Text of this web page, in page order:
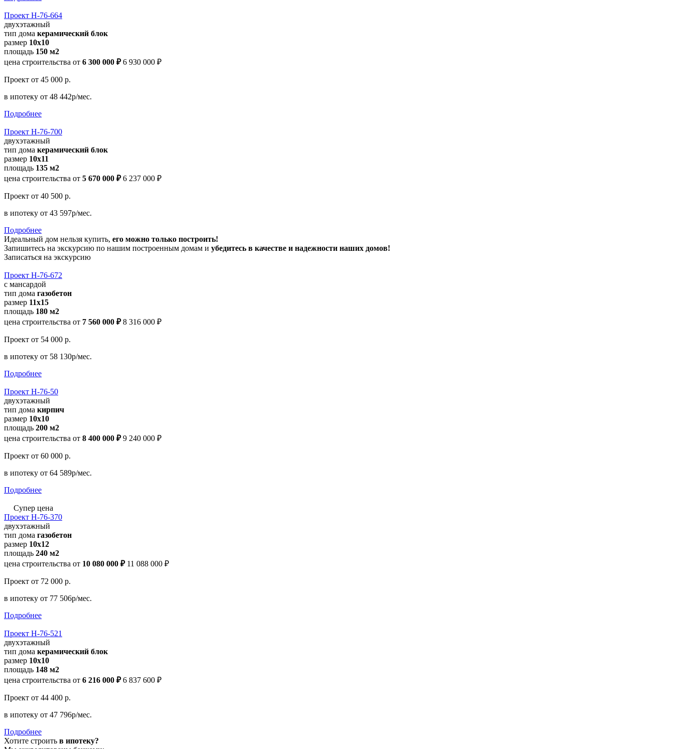
Проект Н-76-664
двухэтажный
тип дома керамический блок
размер 10x10
площадь 150 м2
цена строительства от 6 300 000 ₽ 6 930 000 ₽
Проект от 45 000 р.
в ипотеку от 48 442р/мес.
Подробнее
Проект Н-76-700
двухэтажный
тип дома керамический блок
размер 10x11
площадь 135 м2
цена строительства от 5 670 000 ₽ 6 237 000 ₽
Проект от 40 500 р.
в ипотеку от 43 597р/мес.
Подробнее
Идеальный дом нельзя купить, его можно только построить!
Запишитесь на экскурсию по нашим построенным домам и убедитесь в качестве и надежности наших домов!
Записаться на экскурсию
Проект Н-76-672
с мансардой
тип дома газобетон
размер 11x15
площадь 180 м2
цена строительства от 7 560 000 ₽ 8 316 000 ₽
Проект от 54 000 р.
в ипотеку от 58 130р/мес.
Подробнее
Проект Н-76-50
двухэтажный
тип дома кирпич
размер 10x10
площадь 200 м2
цена строительства от 8 400 000 ₽ 9 240 000 ₽
Проект от 60 000 р.
в ипотеку от 64 589р/мес.
Подробнее
Супер цена
Проект Н-76-370
двухэтажный
тип дома газобетон
размер 10x12
площадь 240 м2
цена строительства от 10 080 000 ₽ 11 088 000 ₽
Проект от 72 000 р.
в ипотеку от 77 506р/мес.
Подробнее
Проект Н-76-521
двухэтажный
тип дома керамический блок
размер 10х10
площадь 148 м2
цена строительства от 6 216 000 ₽ 6 837 600 ₽
Проект от 44 400 р.
в ипотеку от 47 796р/мес.
Подробнее
Хотите строить в ипотеку?